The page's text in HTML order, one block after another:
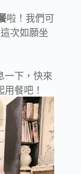
啦！我們可
次如願坐
一下，快來
餐吧！